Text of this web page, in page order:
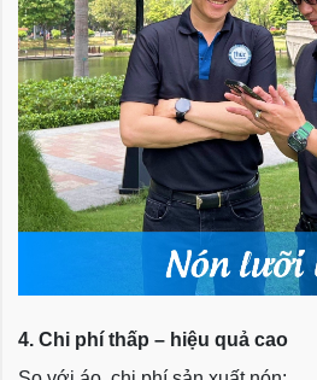
4. Chi phí thấp – hiệu quả cao